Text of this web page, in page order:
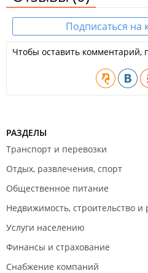
Подписаться на
Чтобы оставить комментарий,
РАЗДЕЛЫ
Транспорт и перевозки
Отдых, развлечения, спорт
Общественное питание
Недвижимость, строительство и
Услуги населению
Финансы и страхование
Снабжение компаний